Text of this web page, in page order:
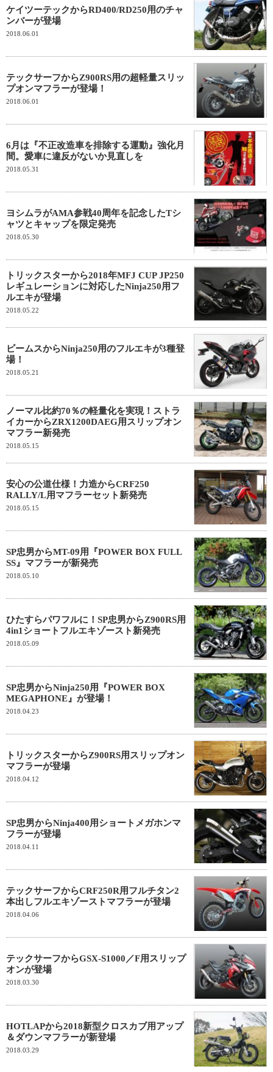
ケイツーテックからRD400/RD250用のチャ
ンバーが登場
2018.06.01
テックサーフからZ900RS用の超軽量スリッ
プオンマフラーが登場！
2018.06.01
6月は『不正改造車を排除する運動』強化月
間。愛車に違反がないか見直しを
2018.05.31
ヨシムラがAMA参戦40周年を記念したTシ
ャツとキャップを限定発売
2018.05.30
トリックスターから2018年MFJ CUP JP250
レギュレーションに対応したNinja250用フ
ルエキが登場
2018.05.22
ビームスからNinja250用のフルエキが3種登
場！
2018.05.21
ノーマル比約70％の軽量化を実現！ストラ
イカーからZRX1200DAEG用スリップオン
マフラー新発売
2018.05.15
安心の公道仕様！力造からCRF250
RALLY/L用マフラーセット新発売
2018.05.15
SP忠男からMT-09用『POWER BOX FULL
SS』マフラーが新発売
2018.05.10
ひたすらパワフルに！SP忠男からZ900RS用
4in1ショートフルエキゾースト新発売
2018.05.09
SP忠男からNinja250用『POWER BOX
MEGAPHONE』が登場！
2018.04.23
トリックスターからZ900RS用スリップオン
マフラーが登場
2018.04.12
SP忠男からNinja400用ショートメガホンマ
フラーが登場
2018.04.11
テックサーフからCRF250R用フルチタン2
本出しフルエキゾーストマフラーが登場
2018.04.06
テックサーフからGSX-S1000／F用スリップ
オンが登場
2018.03.30
HOTLAPから2018新型クロスカブ用アップ
＆ダウンマフラーが新登場
2018.03.29